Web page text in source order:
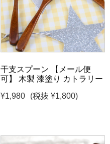
干支スプーン 【メール便
可】 木製 漆塗り カトラリー
¥1,980
(税抜 ¥1,800)